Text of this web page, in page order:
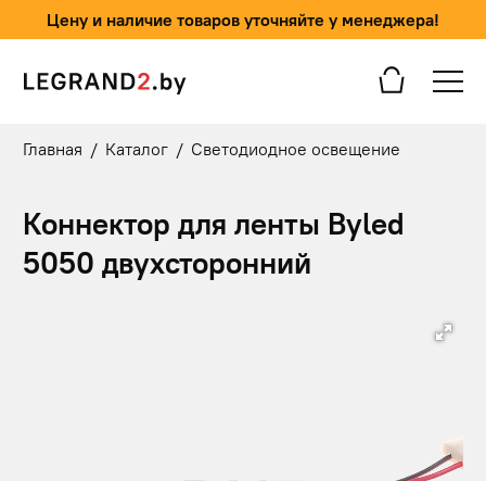
Цену и наличие товаров уточняйте у менеджера!
Главная / Каталог / Светодиодное освещение
Коннектор для ленты Byled
5050 двуxсторонний